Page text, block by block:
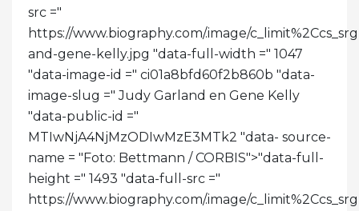
src ="
https://www.biography.com/.image/
and-gene-kelly.jpg "data-full-width =" 1047
"data-image-id =" ci01a8bfd60f2b860b "data-
image-slug =" Judy Garland en Gene Kelly
"data-public-id ="
MTIwNjA4NjMzODIwMzE3MTk2 "data- source-
name = "Foto: Bettmann / CORBIS">"data-full-
height =" 1493 "data-full-src ="
https://www.biography.com/.image/